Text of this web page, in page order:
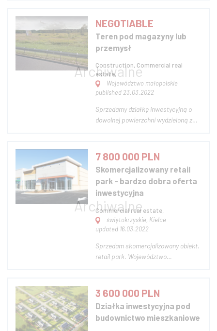
ceny od 900 tys netto - Warszawa,
Kraków, Katowice, Kołobrzeg...
Zapraszam do współpracy. Zdjęcie
poglądowe...
NEGOTIABLE
Teren pod magazyny lub
przemysł
Construction, Commercial real
estate,
Województwo małopolskie
published 23.03.2022
Sprzedamy działkę inwestycyjną o
dowolnej powierzchni wydzieloną z
na A4. Idealne miejsce dla inwestora,
który swoim działaniem chce objąć
aglomeracje krakowską i katowicką,
g...
7 800 000 PLN
Skomercjalizowany retail
park - bardzo dobra oferta
inwestycyjna
Commercial real estate,
świętokrzyskie, Kielce
updated 16.03.2022
Sprzedam skomercjalizowany obiekt.
retail park. Województwo
dobra oferta inwestycyjna. stopa
zwrotu: 8% powierzchnia: 1250
Zapraszamy do kontaktu
telefonicznego Posiadamy tak...
3 600 000 PLN
Działka inwestycyjna pod
budownictwo mieszkaniowe